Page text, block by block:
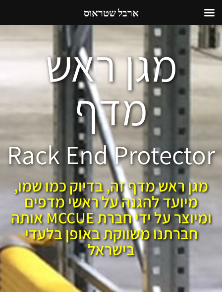
מגן ראש
מדף
Rack End Protector
מגן ראש מדף זה, בדיוק כמו שמו,
מיועד להגנה על ראשי מדפים
ומיוצר על ידי חברת MCCUE אותה
חברתנו משווקת באופן בלעדי
בישראל
ארבל שטראוס